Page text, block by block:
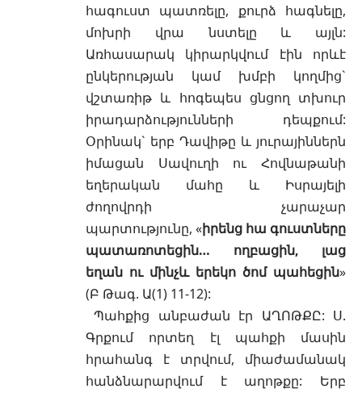
հագուստ պատռելը, քուրձ հագնելը,
մոխրի վրա նստելը և այլն:
Առհասարակ կիրարկվում էին որևէ
ընկերության կամ խմբի կողմից`
վշտառիթ և հոգեպես ցնցող տխուր
իրադարձությունների դեպքում:
Օրինակ` երբ Դավիթը և յուրայիններն
իմացան Սավուղի ու Հովնաթանի
եղերական մահը և Իսրայելի
ժողովրդի չարաչար
պարտությունը, «իրենց հա գուստները
պատառոտեցին… ողբացին, լաց
եղան ու մինչև երեկո ծոմ պահեցին»
(Բ Թագ. Ա(1) 11-12):
Պահքից անբաժան էր ԱՂՈԹՔԸ: Ս.
Գրքում որտեղ էլ պահքի մասին
հրահանգ է տրվում, միաժամանակ
հանձնարարվում է աղոթքը: Երբ